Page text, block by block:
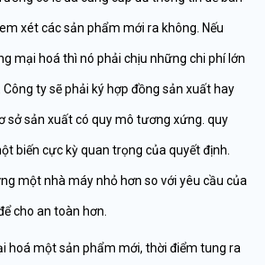
xét các sản phẩm mới ra không. Nếu
mại hoá thì nó phải chịu những chi phí lớn
ty sẽ phải ký hợp đồng sản xuất hay
sở sản xuất có quy mô tương xứng. quy
biến cực kỳ quan trọng của quyết định.
một nhà máy nhỏ hơn so với yêu cầu của
cho an toàn hơn.
hoá một sản phẩm mới, thời điểm tung ra